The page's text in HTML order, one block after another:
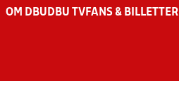
OM DBU DBU TV FANS & BILLETTER